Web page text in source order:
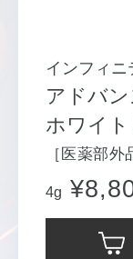
インフィニ
アドバン
ホワイト
［医薬部外
4g